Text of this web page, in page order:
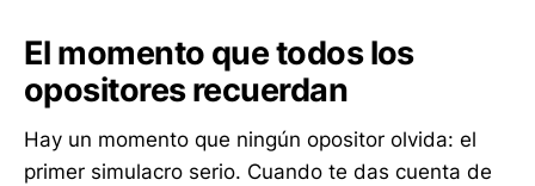
El momento que todos los
opositores recuerdan
Hay un momento que ningún opositor olvida: el
primer simulacro serio. Cuando te das cuenta de